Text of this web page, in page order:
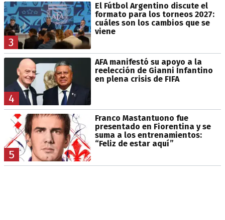
3
El Fútbol Argentino discute el
formato para los torneos 2027:
cuáles son los cambios que se
viene
4
AFA manifestó su apoyo a la
reelección de Gianni Infantino
en plena crisis de FIFA
5
Franco Mastantuono fue
presentado en Fiorentina y se
suma a los entrenamientos:
“Feliz de estar aquí”